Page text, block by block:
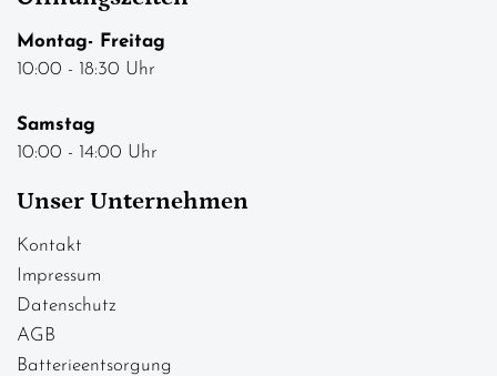
Montag- Freitag
10:00 - 18:30 Uhr
Samstag
10:00 - 14:00 Uhr
Unser Unternehmen
Kontakt
Impressum
Datenschutz
AGB
Batterieentsorgung